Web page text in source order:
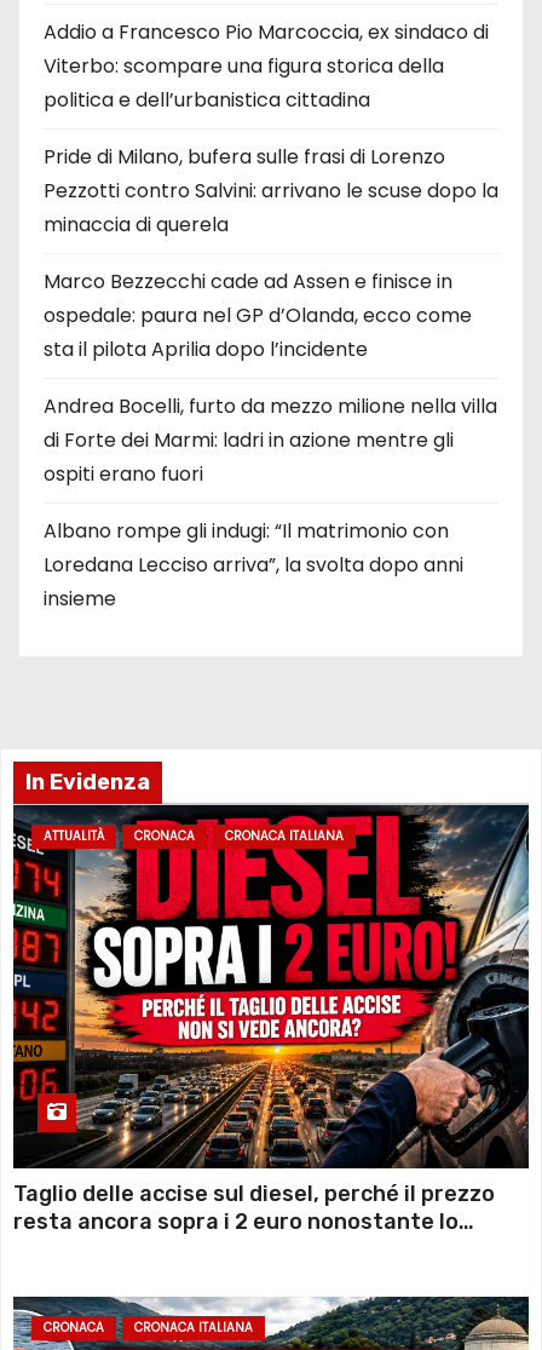
Addio a Francesco Pio Marcoccia, ex sindaco di
Viterbo: scompare una figura storica della
politica e dell’urbanistica cittadina
Pride di Milano, bufera sulle frasi di Lorenzo
Pezzotti contro Salvini: arrivano le scuse dopo la
minaccia di querela
Marco Bezzecchi cade ad Assen e finisce in
ospedale: paura nel GP d’Olanda, ecco come
sta il pilota Aprilia dopo l’incidente
Andrea Bocelli, furto da mezzo milione nella villa
di Forte dei Marmi: ladri in azione mentre gli
ospiti erano fuori
Albano rompe gli indugi: “Il matrimonio con
Loredana Lecciso arriva”, la svolta dopo anni
insieme
In Evidenza
ATTUALITÀ CRONACA CRONACA ITALIANA
Taglio delle accise sul diesel, perché il prezzo
resta ancora sopra i 2 euro nonostante lo
CRONACA CRONACA ITALIANA